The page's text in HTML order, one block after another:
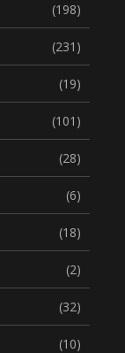
(198)
(231)
(19)
(101)
(28)
(6)
(18)
(2)
(32)
(10)